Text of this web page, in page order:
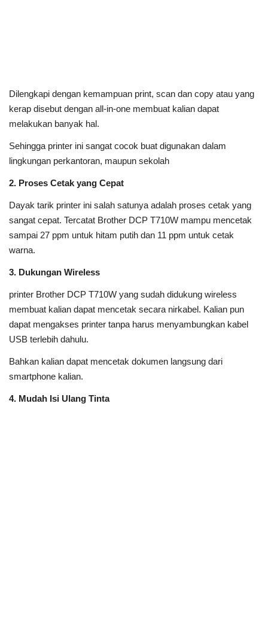
Dilengkapi dengan kemampuan print, scan dan copy atau yang
kerap disebut dengan all-in-one membuat kalian dapat
melakukan banyak hal.
Sehingga printer ini sangat cocok buat digunakan dalam
lingkungan perkantoran, maupun sekolah
2. Proses Cetak yang Cepat
Dayak tarik printer ini salah satunya adalah proses cetak yang
sangat cepat. Tercatat Brother DCP T710W mampu mencetak
sampai 27 ppm untuk hitam putih dan 11 ppm untuk cetak
warna.
3. Dukungan Wireless
printer Brother DCP T710W yang sudah didukung wireless
membuat kalian dapat mencetak secara nirkabel. Kalian pun
dapat mengakses printer tanpa harus menyambungkan kabel
USB terlebih dahulu.
Bahkan kalian dapat mencetak dokumen langsung dari
smartphone kalian.
4. Mudah Isi Ulang Tinta